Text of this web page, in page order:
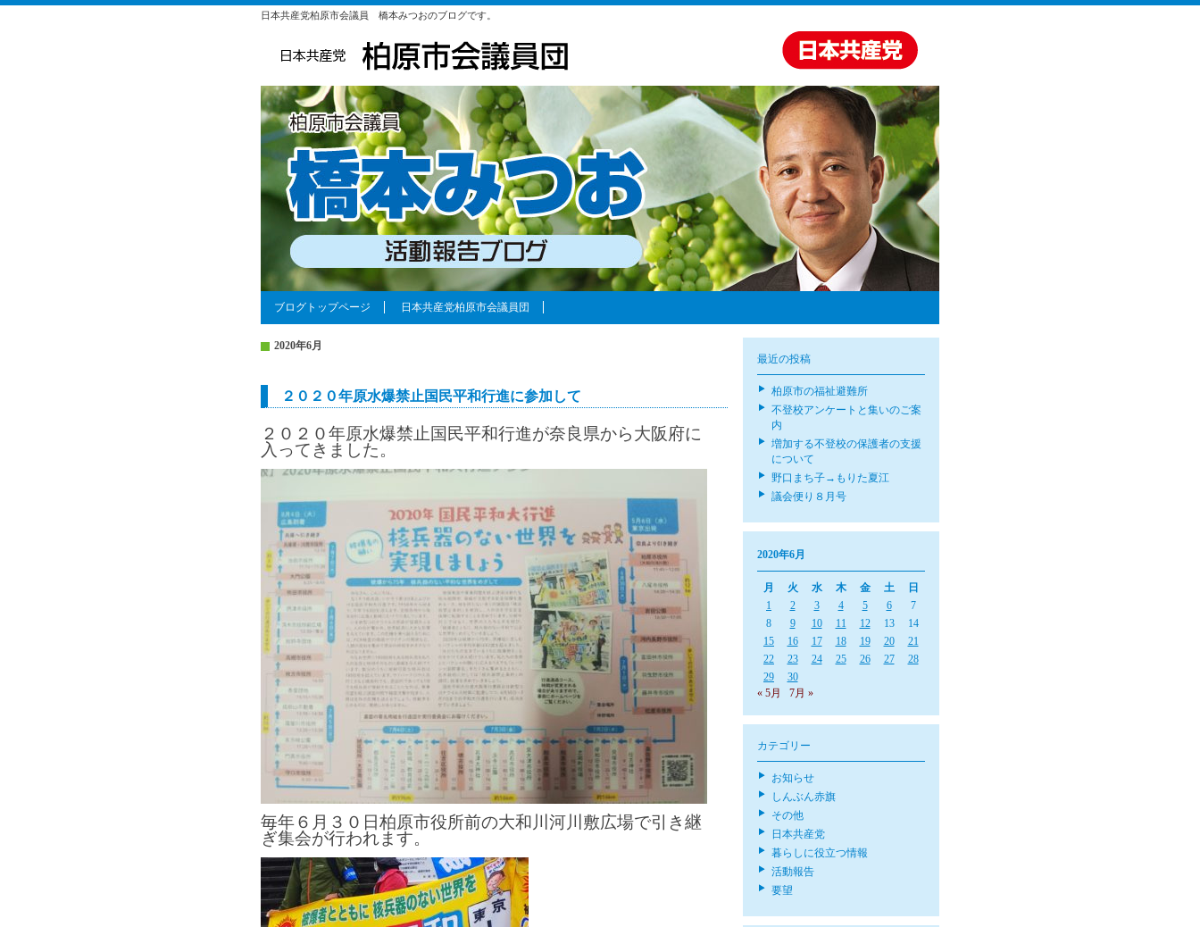
日本共産党柏原市会議員 橋本みつおのブログです。
ブログトップページ 日本共産党柏原市会議員団
2020年6月
２０２０年原水爆禁止国民平和行進に参加して
２０２０年原水爆禁止国民平和行進が奈良県から大阪府に
入ってきました。
毎年６月３０日柏原市役所前の大和川河川敷広場で引き継
ぎ集会が行われます。
最近の投稿
柏原市の福祉避難所
不登校アンケートと集いのご案
内
増加する不登校の保護者の支援
について
野口まち子→もりた夏江
議会便り８月号
2020年6月
月 火 水 木 金 土
日
1
2 3 4 5 6
7
8
9 10 11 12 13
14
15
16 17 18 19 20
21
22
23 24 25 26 27
28
29
30
« 5月
7月 »
カテゴリー
お知らせ
しんぶん赤旗
その他
日本共産党
暮らしに役立つ情報
活動報告
要望